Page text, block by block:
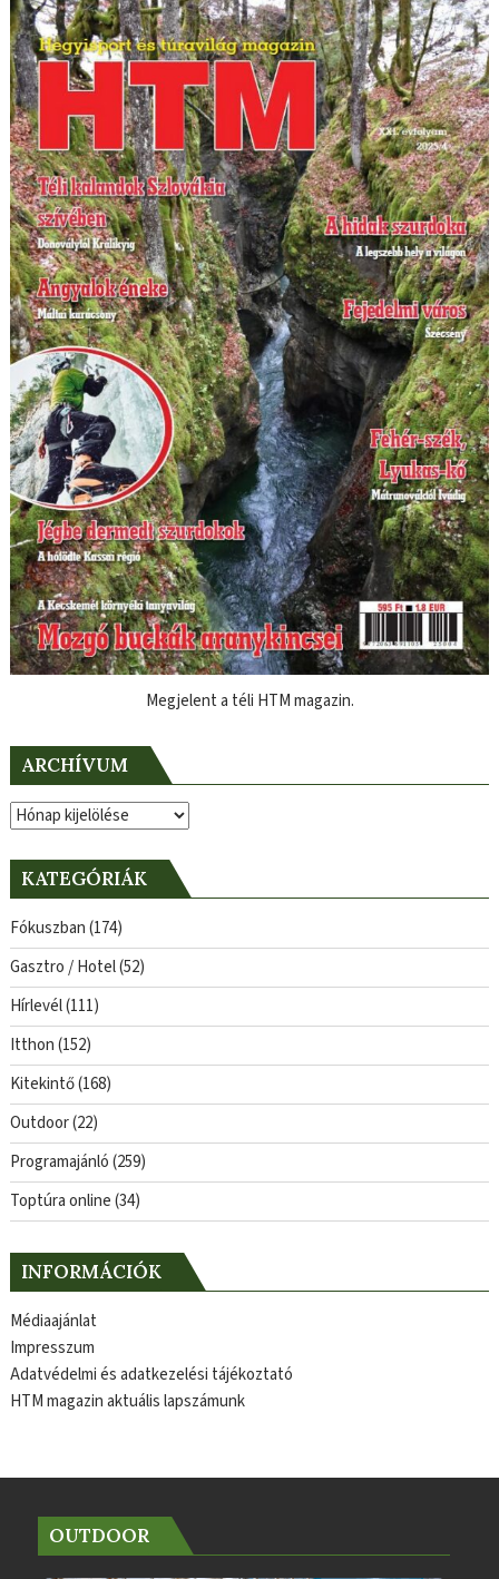
Megjelent a téli HTM magazin.
ARCHÍVUM
Archívum
KATEGÓRIÁK
Fókuszban(174)
Gasztro / Hotel(52)
Hírlevél(111)
Itthon(152)
Kitekintő(168)
Outdoor(22)
Programajánló(259)
Toptúra online(34)
INFORMÁCIÓK
Médiaajánlat
Impresszum
Adatvédelmi és adatkezelési tájékoztató
HTM magazin aktuális lapszámunk
OUTDOOR